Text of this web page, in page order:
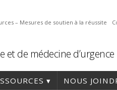
– Mesures de soutien à la réussite
de médecine d’urgence
NOUS